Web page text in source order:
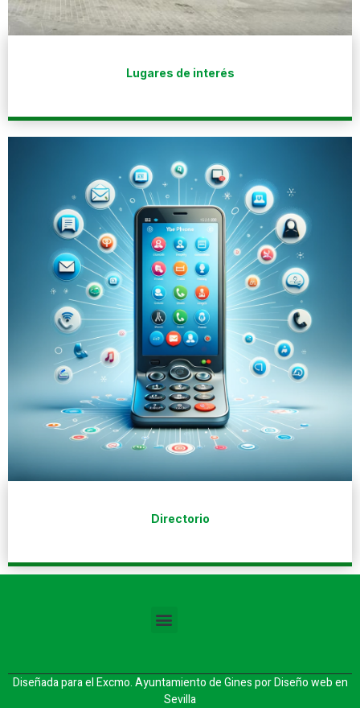
Lugares de interés
Directorio
Diseñada para el Excmo. Ayuntamiento de Gines porDiseño web en
Sevilla